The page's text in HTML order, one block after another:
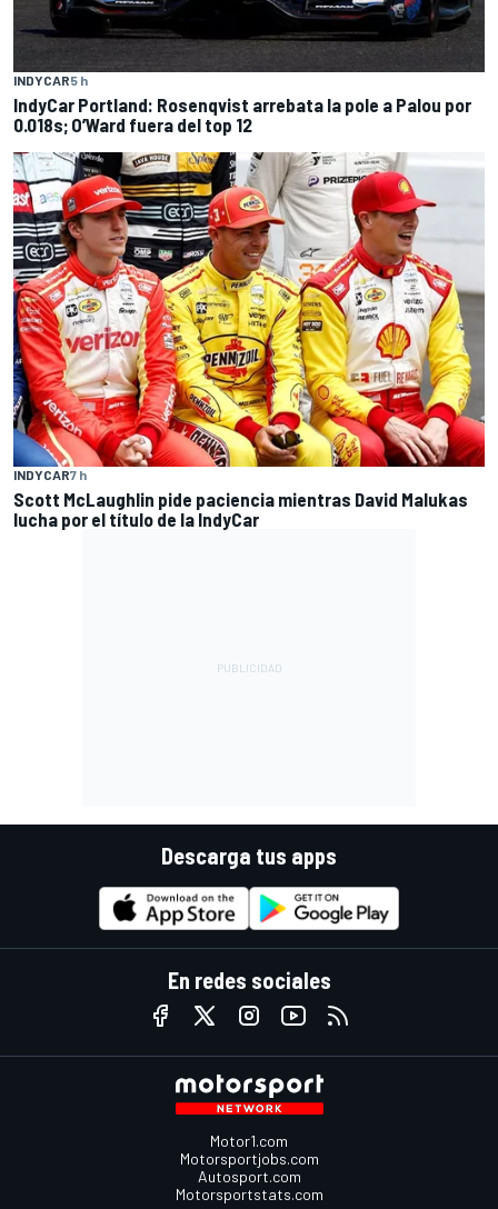
INDYCAR5 h
IndyCar Portland: Rosenqvist arrebata la pole a Palou por
0.018s; O’Ward fuera del top 12
INDYCAR7 h
Scott McLaughlin pide paciencia mientras David Malukas
lucha por el título de la IndyCar
Descarga tus apps
En redes sociales
Motor1.com
Motorsportjobs.com
Autosport.com
Motorsportstats.com